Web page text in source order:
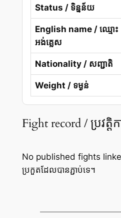
Status / ទិន្នន័យ
English name / ឈ្មោះ
អង់គ្លេស
Nationality / សញ្ជាតិ
Weight / ទម្ងន់
Fight record / ប្រវត្តិ
No published fights
ប្រកួតដែលបានភ្ជាប់ទេ។